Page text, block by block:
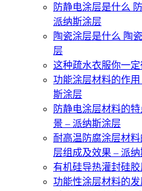
防静电涂层是什么
派纳斯涂层
陶瓷涂层是什么 陶
层
这种疏水衣服你一
功能涂层材料的作
斯涂层
防静电涂层材料的
景 – 派纳斯涂层
耐高温防腐涂层材
层组成及效果 – 派
有机硅导热灌封硅
功能性涂层材料的